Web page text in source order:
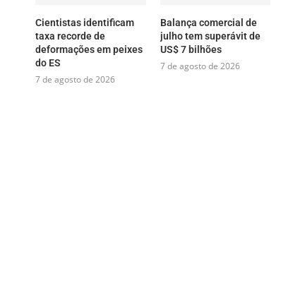
Cientistas identificam
taxa recorde de
deformações em peixes
do ES
7 de agosto de 2026
Balança comercial de
julho tem superávit de
US$ 7 bilhões
7 de agosto de 2026